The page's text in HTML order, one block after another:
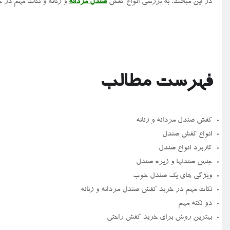
در این مبحث، به بررسی انواع کفشصندل مردانه و زنانه و نکات مهم
فهرست مطالب
کفش صندل مردانه و زنانه
انواع کفش صندل
کاربرد انواع صندل
جنس صندلها و زیره صندل
ویژگی های یک صندل خوب
نکات مهم در خرید کفش صندل مردانه و زنانه
دو نکته مهم
بهترین روش برای خرید کفش راحتی